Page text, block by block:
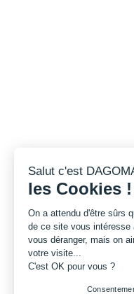
Salut c'est
les Cookies !
On a attendu d'être sûrs
de ce site vous intéresse
vous déranger, mais on
votre visite...
C'est OK pour vous ?